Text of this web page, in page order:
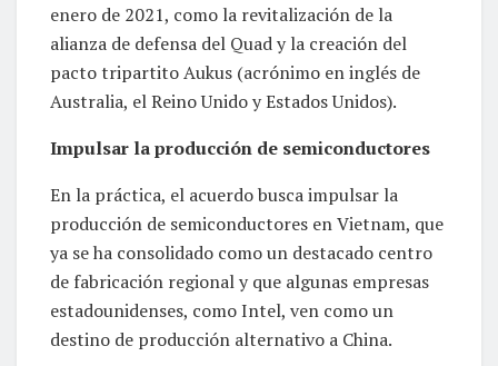
enero de 2021, como la revitalización de la
alianza de defensa del Quad y la creación del
pacto tripartito Aukus (acrónimo en inglés de
Australia, el Reino Unido y Estados Unidos).
Impulsar la producción de semiconductores
En la práctica, el acuerdo busca impulsar la
producción de semiconductores en Vietnam, que
ya se ha consolidado como un destacado centro
de fabricación regional y que algunas empresas
estadounidenses, como Intel, ven como un
destino de producción alternativo a China.